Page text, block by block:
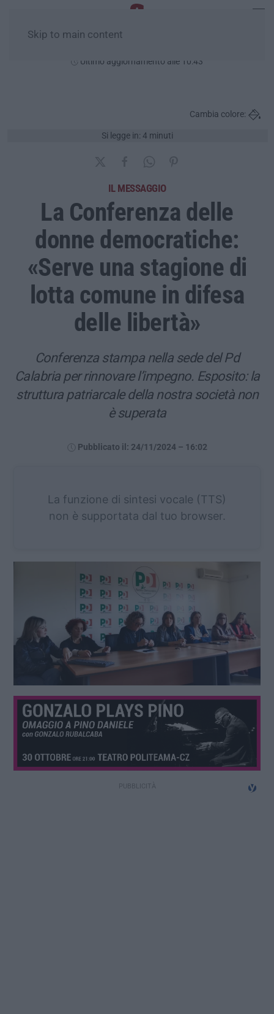
Skip to main content
Ultimo aggiornamento alle 10:43
Si legge in: 4 minuti
Cambia colore:
IL MESSAGGIO
La Conferenza delle
donne democratiche:
«Serve una stagione di
lotta comune in difesa
delle libertà»
Conferenza stampa nella sede del Pd
Calabria per rinnovare l’impegno. Esposito: la
struttura patriarcale della nostra società non
è superata
Pubblicato il: 24/11/2024 – 16:02
La funzione di sintesi vocale (TTS)
non è supportata dal tuo browser.